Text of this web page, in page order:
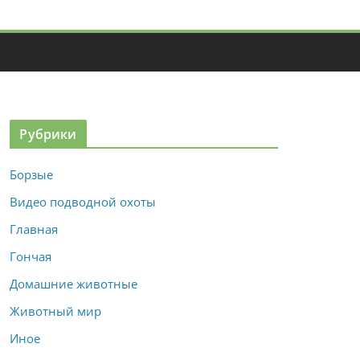
Рубрики
Борзые
Видео подводной охоты
Главная
Гончая
Домашние животные
Животный мир
Иное